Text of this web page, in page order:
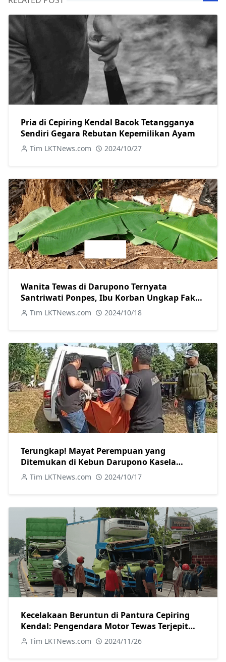
Pria di Cepiring Kendal Bacok Tetangganya
Sendiri Gegara Rebutan Kepemilikan Ayam
Tim LKTNews.com 2024/10/27
Wanita Tewas di Darupono Ternyata
Santriwati Ponpes, Ibu Korban Ungkap Fakta
Baru tentang Motif Pelaku
Tim LKTNews.com 2024/10/18
Terungkap! Mayat Perempuan yang
Ditemukan di Kebun Darupono Kasela
Ternyata Warga Brangsong
Tim LKTNews.com 2024/10/17
Kecelakaan Beruntun di Pantura Cepiring
Kendal: Pengendara Motor Tewas Terjepit
TrukTim LKTNews.com 2024/11/26